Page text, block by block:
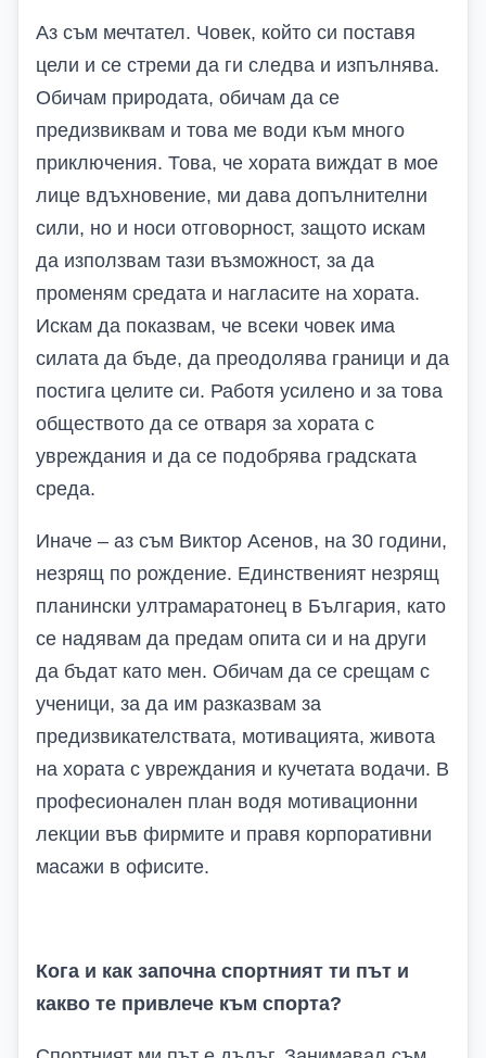
Аз съм мечтател. Човек, който си поставя
цели и се стреми да ги следва и изпълнява.
Обичам природата, обичам да се
предизвиквам и това ме води към много
приключения. Това, че хората виждат в мое
лице вдъхновение, ми дава допълнителни
сили, но и носи отговорност, защото искам
да използвам тази възможност, за да
променям средата и нагласите на хората.
Искам да показвам, че всеки човек има
силата да бъде, да преодолява граници и да
постига целите си. Работя усилено и за това
обществото да се отваря за хората с
увреждания и да се подобрява градската
среда.
Иначе – аз съм Виктор Асенов, на 30 години,
незрящ по рождение. Единственият незрящ
планински ултрамаратонец в България, като
се надявам да предам опита си и на други
да бъдат като мен. Обичам да се срещам с
ученици, за да им разказвам за
предизвикателствата, мотивацията, живота
на хората с увреждания и кучетата водачи. В
професионален план водя мотивационни
лекции във фирмите и правя корпоративни
масажи в офисите.
Кога и как започна спортният ти път и
какво те привлече към спорта?